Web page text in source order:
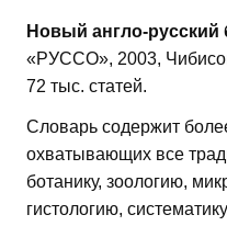
Новый англо-русский
«РУССО», 2003,
72 тыс. статей.
Словарь содержит
охватывающих все
ботанику, зоологию,
гистологию,